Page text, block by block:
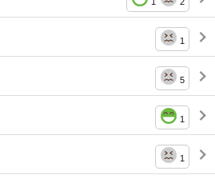
1
5
1
1